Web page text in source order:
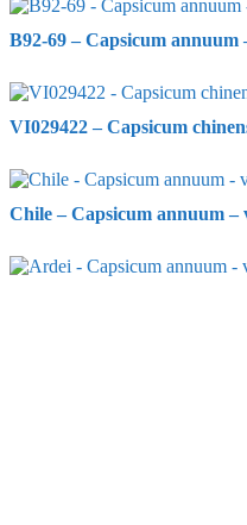
B92-69 – Capsicum annuum
VI029422 – Capsicum
Chile – Capsicum annuum –